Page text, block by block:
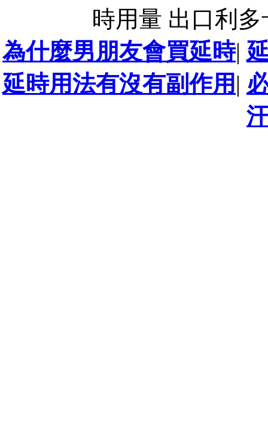
時用量 出口利
為什麼男朋友會買延時|
延時用法有沒有副作用 |